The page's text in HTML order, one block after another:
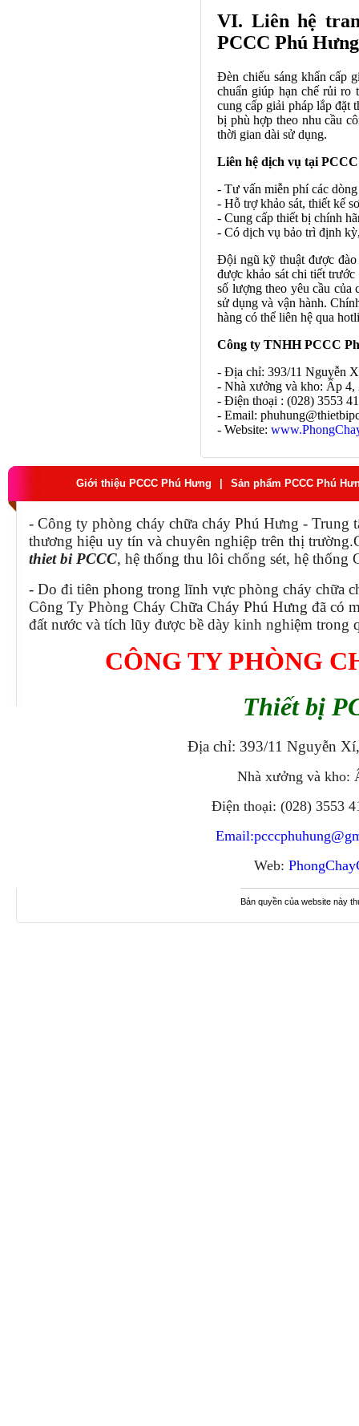
VI. Liên hệ
PCCC Phú Hưng
Đèn chiếu sáng khẩn cấp
chuẩn giúp hạn chế rủi ro
cung cấp giải pháp lắp đặt
bị phù hợp theo nhu cầu
thời gian dài sử dụng.
Liên hệ dịch vụ tại
- Tư vấn miễn phí các
- Hỗ trợ khảo sát, thiết kế
- Cung cấp thiết bị chính
- Có dịch vụ bảo trì định
Đội ngũ kỹ thuật được đào
được khảo sát chi tiết
số lượng theo yêu cầu
sử dụng và vận hành.
hàng có thể liên hệ qua
Công ty TNHH PCCC
- Địa chỉ: 393/11 Nguyễn
- Nhà xưởng và kho: Ấp
- Điện thoại : (028) 3553
- Email:
- Website:
Giới thiệu PCCC Phú Hưng Sản phẩm PCCC Phú
- Công ty phòng cháy chữa cháy Phú Hưng - Trung
thương hiệu uy tín và chuyên nghiệp trên thị
thiet bi PCCC, hệ thống thu lôi chống sét, hệ thống
- Do đi tiên phong trong lĩnh vực phòng cháy chữa
Công Ty Phòng Cháy Chữa Cháy Phú Hưng đã có
đất nước và tích lũy được bề dày kinh nghiệm trong
CÔNG TY PHÒNG
Thiết bị
Địa chỉ: 393/11 Nguyễn
Nhà xưởng và kho:
Điện thoại: (028) 3553
Email:
Web:
Bản quyền của website này